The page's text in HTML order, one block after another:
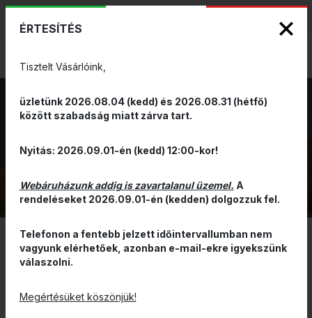
HUN
KULACSTARTÓ
SZŰRÉS
Jelenleg nincsen megjeleníthető termék.
ÉRTESÍTÉS
Tisztelt Vásárlóink,
üzletünk 2026.08.04 (kedd) és 2026.08.31 (hétfő)
között szabadság miatt zárva tart.
Nyitás: 2026.09.01-én (kedd) 12:00-kor!
Webáruházunk addig is zavartalanul üzemel. A
rendeléseket 2026.09.01-én (kedden) dolgozzuk fel.
Telefonon a fentebb jelzett időintervallumban nem
vagyunk elérhetőek, azonban e-mail-ekre igyekszünk
válaszolni.
Megértésüket köszönjük!